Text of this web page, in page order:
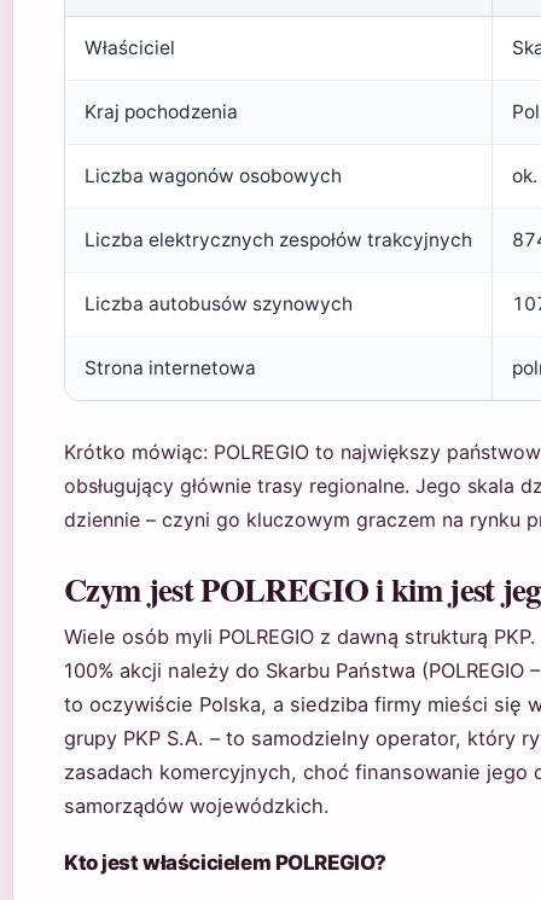
Właściciel
Kraj pochodzenia
Liczba wagonów osobowych
Liczba elektrycznych zespołów trakcyjnych
Liczba autobusów szynowych
Strona internetowa
Krótko mówiąc: POLREGIO to największy
obsługujący głównie trasy regionalne. Jego skala
dziennie – czyni go kluczowym graczem na rynku
Czym jest POLREGIO i kim jest
Wiele osób myli POLREGIO z dawną strukturą
100% akcji należy do Skarbu Państwa
to oczywiście Polska, a siedziba firmy mieści się
grupy PKP S.A. – to samodzielny operator, który
zasadach komercyjnych, choć finansowanie jego
samorządów wojewódzkich.
Kto jest właścicielem POLREGIO?